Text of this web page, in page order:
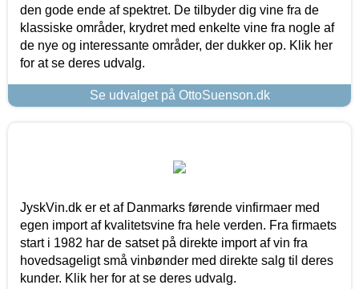
den gode ende af spektret. De tilbyder dig vine fra de
klassiske områder, krydret med enkelte vine fra nogle af
de nye og interessante områder, der dukker op. Klik her
for at se deres udvalg.
Se udvalget på OttoSuenson.dk
JyskVin.dk er et af Danmarks førende vinfirmaer med
egen import af kvalitetsvine fra hele verden. Fra firmaets
start i 1982 har de satset på direkte import af vin fra
hovedsageligt små vinbønder med direkte salg til deres
kunder. Klik her for at se deres udvalg.